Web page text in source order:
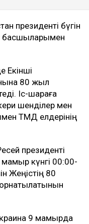
президенті бүгін
басшыларымен
80 жыл
Іс-шараға
шенділер мен
ТМД елдерінің
президенті
күнгі 00:00-
Жеңістің 80
9 мамырда